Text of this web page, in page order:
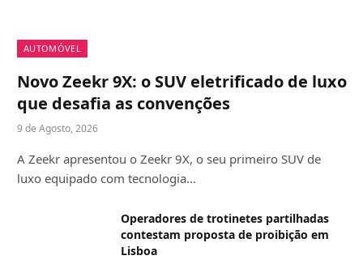
AUTOMÓVEL
Novo Zeekr 9X: o SUV eletrificado de luxo
que desafia as convenções
9 de Agosto, 2026
A Zeekr apresentou o Zeekr 9X, o seu primeiro SUV de
luxo equipado com tecnologia…
Operadores de trotinetes partilhadas
contestam proposta de proibição em
Lisboa